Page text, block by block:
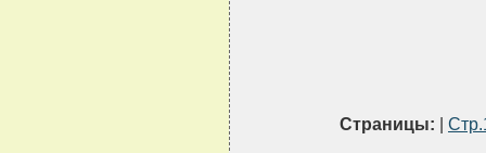
Страницы: |